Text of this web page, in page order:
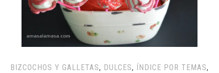
BIZCOCHOS Y GALLETAS, DULCES, ÍNDICE POR TEMAS,